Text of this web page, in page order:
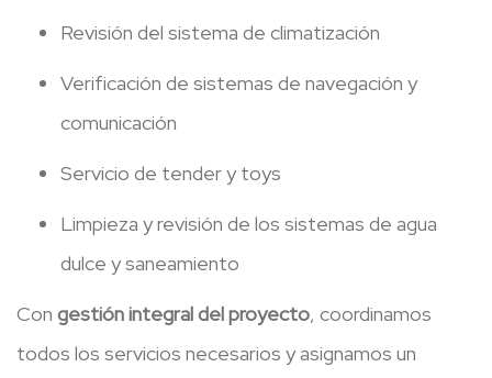
Revisión del sistema de climatización
Verificación de sistemas de navegación y
comunicación
Servicio de tender y toys
Limpieza y revisión de los sistemas de agua
dulce y saneamiento
Con gestión integral del proyecto, coordinamos
todos los servicios necesarios y asignamos un